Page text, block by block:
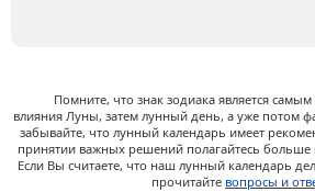
Помните, что знак зодиака является
влияния Луны, затем лунный день, а уже потом
забывайте, что лунный календарь имеет
принятии важных решений полагайтесь больше
Если Вы считаете, что наш лунный календарь
прочитайте вопросы и